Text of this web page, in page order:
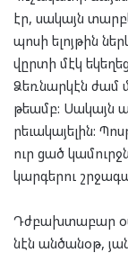
էր, սա­կայն
պո­սի ելոյ­թին
վըր­տի մէկ
Ձեռ­նար­կէն ժամ
թեամբ: Սա­կայն
րե­ւա­կա­յե­լին:
ուր ցած
կար­գե­րու
Դժբախ­տա­բար
նէն ան­ծա­նօթ,